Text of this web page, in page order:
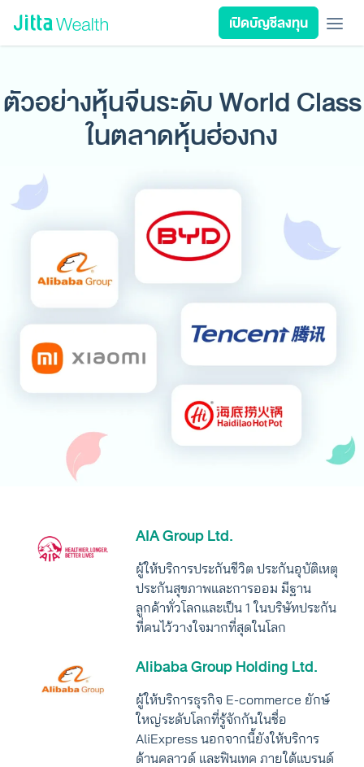
เปิดบัญชีลงทุน
ลงทุนตามเป้าหมาย
วางแผนการเงิน
เกี่ยวกับ Jitta Wealth
ตัวอย่างหุ้นจีนระดับ World Class
ในตลาดหุ้นฮ่องกง
AIA Group Ltd.
ผู้ให้บริการประกันชีวิต ประกันอุบัติเหตุ
ประกันสุขภาพและการออม มีฐาน
ลูกค้าทั่วโลกและเป็น 1 ในบริษัทประกัน
ที่คนไว้วางใจมากที่สุดในโลก
Alibaba Group Holding Ltd.
ผู้ให้บริการธุรกิจ E-commerce ยักษ์
ใหญ่ระดับโลกที่รู้จักกันในชื่อ
AliExpress นอกจากนี้ยังให้บริการ
ด้านคลาวด์ และฟินเทค ภายใต้แบรนด์